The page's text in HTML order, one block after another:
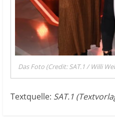
Das Foto (Credit: SAT.1 / Willi
Textquelle: SAT.1